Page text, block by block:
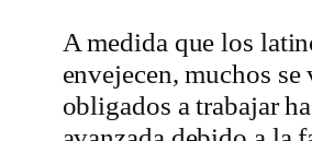
A medida que los
envejecen, muchos se
obligados a trabajar